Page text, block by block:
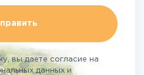
вы даете согласие на
данных и